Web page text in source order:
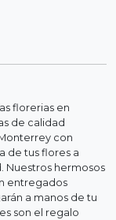
florerias en
de calidad
con
de tus flores a
Nuestros hermosos
entregados
a manos de tu
son el regalo